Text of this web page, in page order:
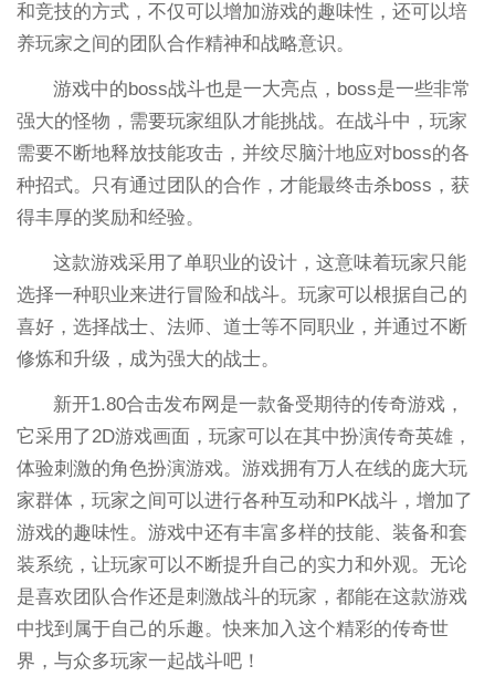
和竞技的方式，不仅可以增加游戏的趣味性，还可以培
养玩家之间的团队合作精神和战略意识。
游戏中的boss战斗也是一大亮点，boss是一些非常
强大的怪物，需要玩家组队才能挑战。在战斗中，玩家
需要不断地释放技能攻击，并绞尽脑汁地应对boss的各
种招式。只有通过团队的合作，才能最终击杀boss，获
得丰厚的奖励和经验。
这款游戏采用了单职业的设计，这意味着玩家只能
选择一种职业来进行冒险和战斗。玩家可以根据自己的
喜好，选择战士、法师、道士等不同职业，并通过不断
修炼和升级，成为强大的战士。
新开1.80合击发布网是一款备受期待的传奇游戏，
它采用了2D游戏画面，玩家可以在其中扮演传奇英雄，
体验刺激的角色扮演游戏。游戏拥有万人在线的庞大玩
家群体，玩家之间可以进行各种互动和PK战斗，增加了
游戏的趣味性。游戏中还有丰富多样的技能、装备和套
装系统，让玩家可以不断提升自己的实力和外观。无论
是喜欢团队合作还是刺激战斗的玩家，都能在这款游戏
中找到属于自己的乐趣。快来加入这个精彩的传奇世
界，与众多玩家一起战斗吧！